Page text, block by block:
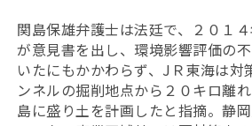
関島保雄弁護士は法廷で、２０１
が意見書を出し、環境影響評価の
いたにもかかわらず、JＲ東海は対
ンネルの掘削地点から２０キロ離
島に盛り土を計画したと指摘。静